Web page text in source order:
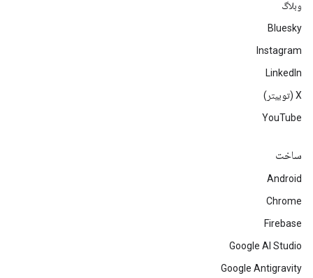
وبلاگ
Bluesky
Instagram
LinkedIn
‫X (توییتر)
YouTube
ساخت
Android
Chrome
Firebase
Google AI Studio
Google Antigravity